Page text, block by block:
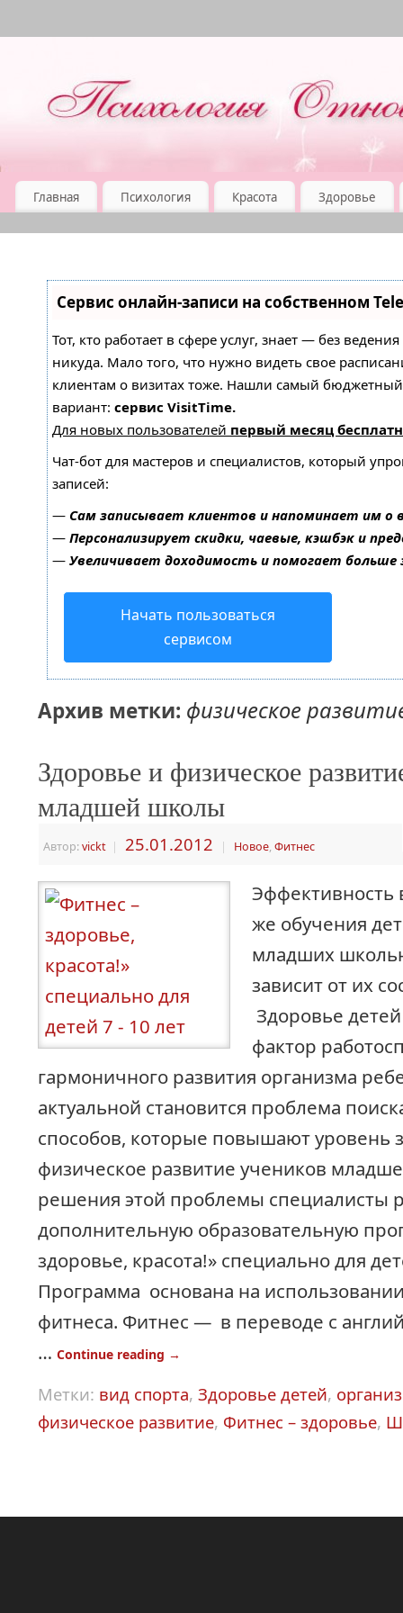
Главная Психология Красота Здоровье
Сервис онлайн-записи на собственном
Тот, кто работает в сфере услуг, знает — без
никуда. Мало того, что нужно видеть свое
клиентам о визитах тоже. Нашли самый
вариант: сервис VisitTime.
Для новых пользователей первый месяц
Чат-бот для мастеров и специалистов, который
записей:
— Сам записывает клиентов и напоминает им о
— Персонализирует скидки, чаевые, кэшбэк и
— Увеличивает доходимость и помогает
Начать пользоваться
сервисом
Архив метки: физическое
Здоровье и физическое
младшей школы
Автор:vickt | 25.01.2012 | Новое, Фитнес
Эффективность
же обучения
младших
зависит от их
Здоровье
фактор
гармоничного развития организма
актуальной становится проблема
способов, которые повышают уровень
физическое развитие учеников
решения этой проблемы специалисты
дополнительную образовательную
здоровье, красота!» специально для
Программа основана на
фитнеса. Фитнес — в переводе с
… Continue reading →
Метки: вид спорта, Здоровье детей,
физическое развитие, Фитнес – здоровье,